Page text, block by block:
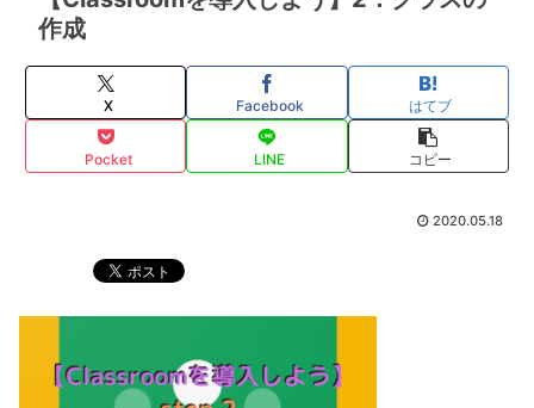
作成
X Facebook はてブ
Pocket LINE コピー
2020.05.18